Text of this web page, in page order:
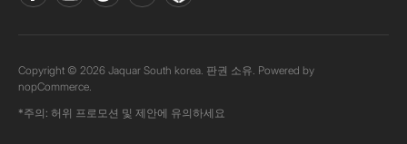
Copyright © 2026 Jaquar South korea. 판권 소유. Powered by
nopCommerce.
*주의: 허위 프로모션 및 제안에 유의하세요